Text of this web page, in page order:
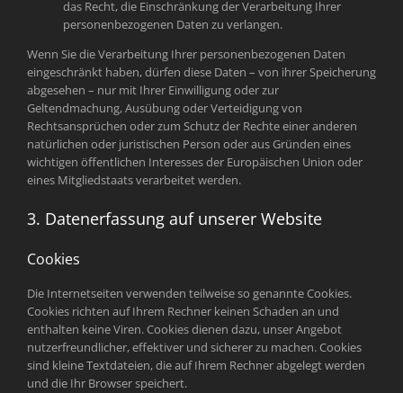
das Recht, die Einschränkung der Verarbeitung Ihrer
personenbezogenen Daten zu verlangen.
Wenn Sie die Verarbeitung Ihrer personenbezogenen Daten
eingeschränkt haben, dürfen diese Daten – von ihrer Speicherung
abgesehen – nur mit Ihrer Einwilligung oder zur
Geltendmachung, Ausübung oder Verteidigung von
Rechtsansprüchen oder zum Schutz der Rechte einer anderen
natürlichen oder juristischen Person oder aus Gründen eines
wichtigen öffentlichen Interesses der Europäischen Union oder
eines Mitgliedstaats verarbeitet werden.
3. Datenerfassung auf unserer Website
Cookies
Die Internetseiten verwenden teilweise so genannte Cookies.
Cookies richten auf Ihrem Rechner keinen Schaden an und
enthalten keine Viren. Cookies dienen dazu, unser Angebot
nutzerfreundlicher, effektiver und sicherer zu machen. Cookies
sind kleine Textdateien, die auf Ihrem Rechner abgelegt werden
und die Ihr Browser speichert.